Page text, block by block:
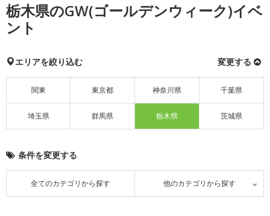
栃木県のGW(ゴールデンウィーク)イベ
ント
エリアを絞り込む 変更する
関東 東京都 神奈川県 千葉県
埼玉県 群馬県 栃木県 茨城県
条件を変更する
全てのカテゴリから探す 他のカテゴリから探す